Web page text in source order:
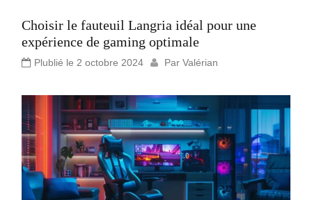
Choisir le fauteuil Langria idéal pour une
expérience de gaming optimale
Plublié le 2 octobre 2024 Par Valérian